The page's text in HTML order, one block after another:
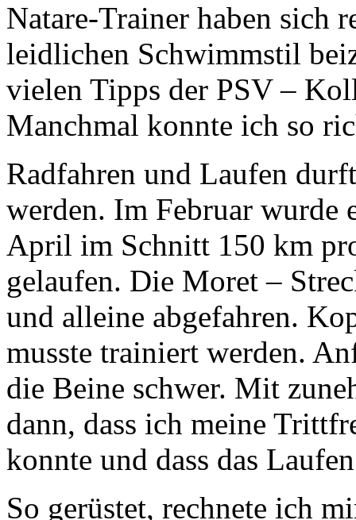
Natare-Trainer haben sich
leidlichen Schwimmstil
vielen Tipps der PSV –
Manchmal konnte ich so
Radfahren und Laufen
werden. Im Februar wurde
April im Schnitt 150 km
gelaufen. Die Moret –
und alleine abgefahren.
musste trainiert werden.
die Beine schwer. Mit
dann, dass ich meine
konnte und dass das
So gerüstet, rechnete ich